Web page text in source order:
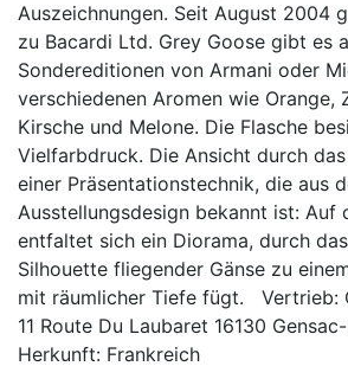
Auszeichnungen. Seit August 2004
zu Bacardi Ltd. Grey Goose gibt es
Sondereditionen von Armani oder
verschiedenen Aromen wie Orange,
Kirsche und Melone. Die Flasche
Vielfarbdruck. Die Ansicht durch
einer Präsentationstechnik, die aus
Ausstellungsdesign bekannt ist: Auf
entfaltet sich ein Diorama, durch
Silhouette fliegender Gänse zu
mit räumlicher Tiefe fügt. Vertrieb:
11 Route Du Laubaret 16130
Herkunft: Frankreich